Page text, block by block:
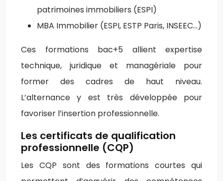
patrimoines immobiliers (ESPI)
MBA Immobilier (ESPI, ESTP Paris, INSEEC…)
Ces formations bac+5 allient expertise
technique, juridique et managériale pour
former des cadres de haut niveau.
L’alternance y est très développée pour
favoriser l’insertion professionnelle.
Les certificats de qualification
professionnelle (CQP)
Les CQP sont des formations courtes qui